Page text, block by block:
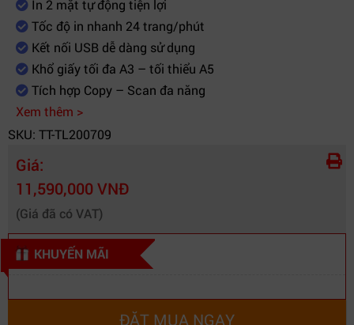
In 2 mặt tự động tiện lợi
Tốc độ in nhanh 24 trang/phút
Kết nối USB dễ dàng sử dụng
Khổ giấy tối đa A3 – tối thiểu A5
Tích hợp Copy – Scan đa năng
Xem thêm >
SKU: TT-TL200709
Giá:
11,590,000 VNĐ
(Giá đã có VAT)
KHUYẾN MÃI
ĐẶT MUA NGAY